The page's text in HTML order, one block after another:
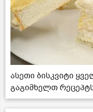
ასეთი ბისკვიტი
გაგიმხელთ